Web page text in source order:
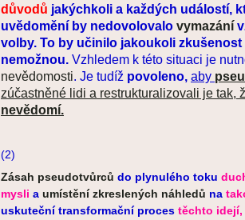
důvodů jakýchkoli a každých událostí,
uvědomění by nedovolovalo vymazání
volby. To by učinilo jakoukoli
nemožnou. Vzhledem k této situaci je
nevědomosti. Je tudíž povoleno, aby
zúčastněné lidi a restrukturalizovali je tak,
nevědomí.
(2)
Zásah pseudotvůrců do plynulého toku
mysli a umístění zkreslených náhledů na
uskuteční transformační proces těchto idejí,